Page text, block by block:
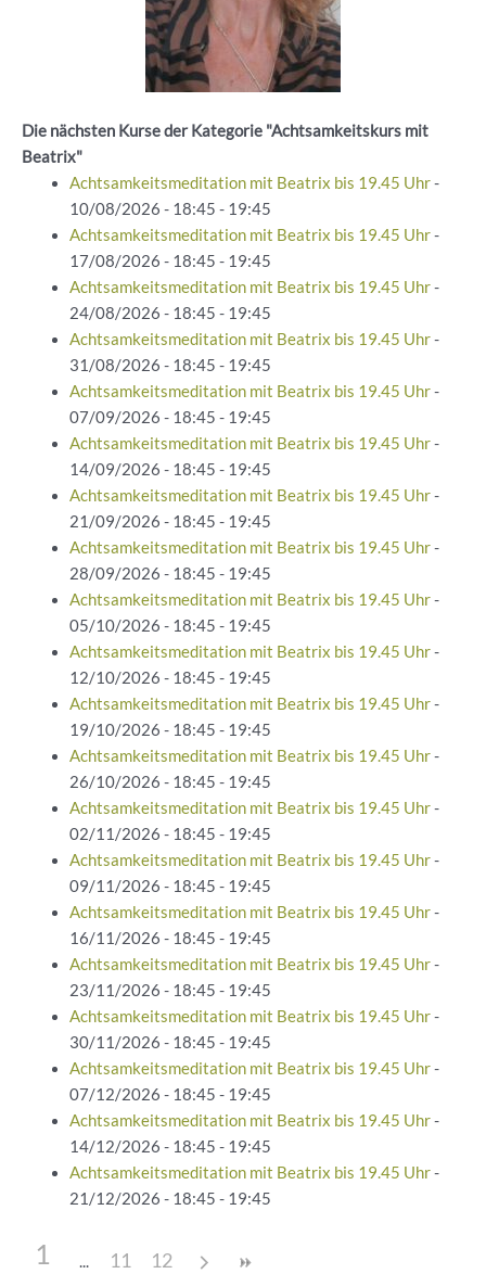
Die nächsten Kurse der Kategorie "Achtsamkeitskurs mit
Beatrix"
Achtsamkeitsmeditation mit Beatrix bis 19.45 Uhr-
10/08/2026 - 18:45 - 19:45
Achtsamkeitsmeditation mit Beatrix bis 19.45 Uhr-
17/08/2026 - 18:45 - 19:45
Achtsamkeitsmeditation mit Beatrix bis 19.45 Uhr-
24/08/2026 - 18:45 - 19:45
Achtsamkeitsmeditation mit Beatrix bis 19.45 Uhr-
31/08/2026 - 18:45 - 19:45
Achtsamkeitsmeditation mit Beatrix bis 19.45 Uhr-
07/09/2026 - 18:45 - 19:45
Achtsamkeitsmeditation mit Beatrix bis 19.45 Uhr-
14/09/2026 - 18:45 - 19:45
Achtsamkeitsmeditation mit Beatrix bis 19.45 Uhr-
21/09/2026 - 18:45 - 19:45
Achtsamkeitsmeditation mit Beatrix bis 19.45 Uhr-
28/09/2026 - 18:45 - 19:45
Achtsamkeitsmeditation mit Beatrix bis 19.45 Uhr-
05/10/2026 - 18:45 - 19:45
Achtsamkeitsmeditation mit Beatrix bis 19.45 Uhr-
12/10/2026 - 18:45 - 19:45
Achtsamkeitsmeditation mit Beatrix bis 19.45 Uhr-
19/10/2026 - 18:45 - 19:45
Achtsamkeitsmeditation mit Beatrix bis 19.45 Uhr-
26/10/2026 - 18:45 - 19:45
Achtsamkeitsmeditation mit Beatrix bis 19.45 Uhr-
02/11/2026 - 18:45 - 19:45
Achtsamkeitsmeditation mit Beatrix bis 19.45 Uhr-
09/11/2026 - 18:45 - 19:45
Achtsamkeitsmeditation mit Beatrix bis 19.45 Uhr-
16/11/2026 - 18:45 - 19:45
Achtsamkeitsmeditation mit Beatrix bis 19.45 Uhr-
23/11/2026 - 18:45 - 19:45
Achtsamkeitsmeditation mit Beatrix bis 19.45 Uhr-
30/11/2026 - 18:45 - 19:45
Achtsamkeitsmeditation mit Beatrix bis 19.45 Uhr-
07/12/2026 - 18:45 - 19:45
Achtsamkeitsmeditation mit Beatrix bis 19.45 Uhr-
14/12/2026 - 18:45 - 19:45
Achtsamkeitsmeditation mit Beatrix bis 19.45 Uhr-
21/12/2026 - 18:45 - 19:45
1 11 12